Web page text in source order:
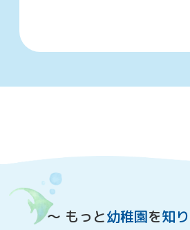
〜 もっと幼稚園を知